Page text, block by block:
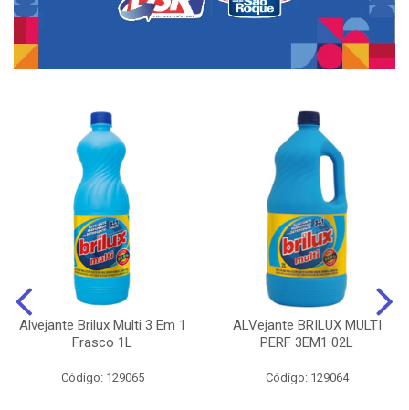
Alvejante Brilux Multi 3 Em 1
Frasco 1L
Código: 129065
ALVejante BRILUX MULTI
PERF 3EM1 02L
Código: 129064